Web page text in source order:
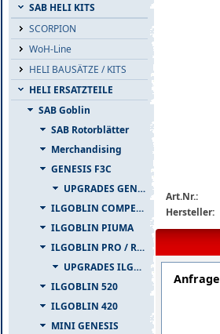
SAB HELI KITS
SCORPION
WoH-Line
HELI BAUSÄTZE / KITS
HELI ERSATZTEILE
SAB Goblin
SAB Rotorblätter
Merchandising
GENESIS F3C
UPGRADES GENESIS F3C
ILGOBLIN COMPETIZIONE
ILGOBLIN PIUMA
ILGOBLIN PRO / RAW 700
UPGRADES ILGOBLIN PRO / RAW 700
ILGOBLIN 520
ILGOBLIN 420
MINI GENESIS
Art.Nr.:
Hersteller:
Anfrage